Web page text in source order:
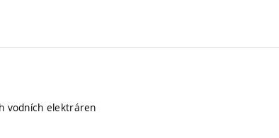
vodních elektráren